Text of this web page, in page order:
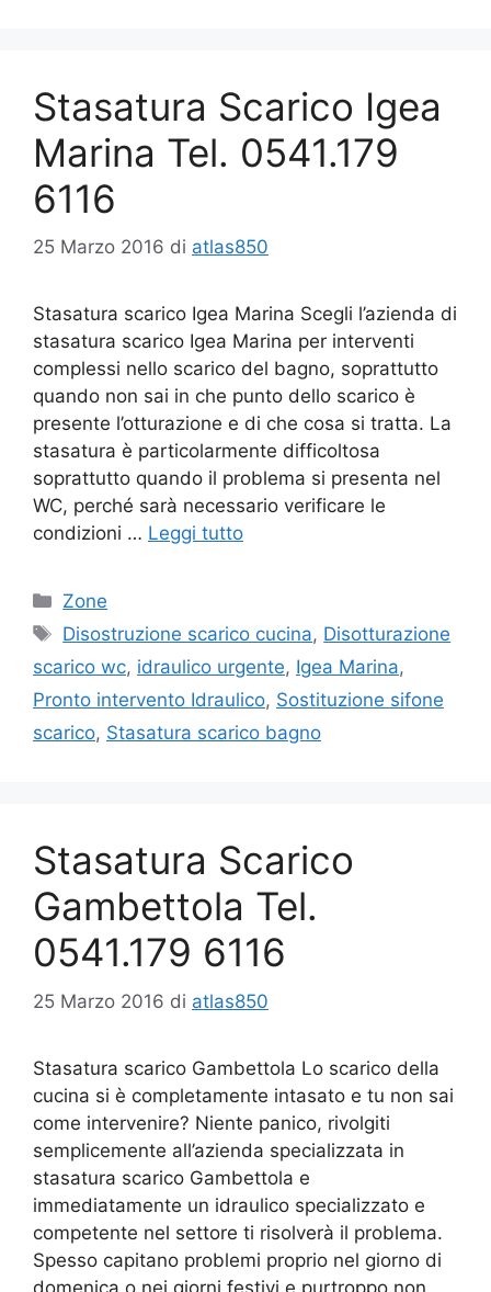
Stasatura Scarico Igea
Marina Tel. 0541.179
6116
25 Marzo 2016 di atlas850
Stasatura scarico Igea Marina Scegli l’azienda di
stasatura scarico Igea Marina per interventi
complessi nello scarico del bagno, soprattutto
quando non sai in che punto dello scarico è
presente l’otturazione e di che cosa si tratta. La
stasatura è particolarmente difficoltosa
soprattutto quando il problema si presenta nel
WC, perché sarà necessario verificare le
condizioni … Leggi tutto
Categorie
Zone
Tag
Disostruzione scarico cucina, Disotturazione
scarico wc, idraulico urgente, Igea Marina,
Pronto intervento Idraulico, Sostituzione sifone
scarico, Stasatura scarico bagno
Stasatura Scarico
Gambettola Tel.
0541.179 6116
25 Marzo 2016 di atlas850
Stasatura scarico Gambettola Lo scarico della
cucina si è completamente intasato e tu non sai
come intervenire? Niente panico, rivolgiti
semplicemente all’azienda specializzata in
stasatura scarico Gambettola e
immediatamente un idraulico specializzato e
competente nel settore ti risolverà il problema.
Spesso capitano problemi proprio nel giorno di
domenica o nei giorni festivi e purtroppo non …